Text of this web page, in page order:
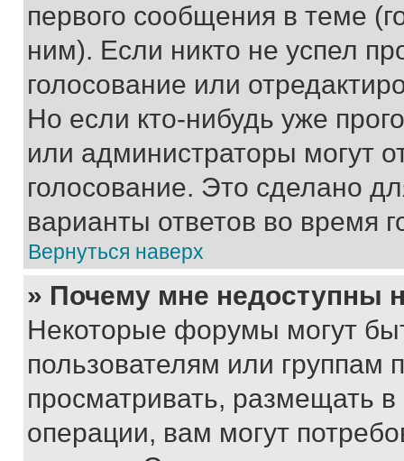
первого сообщения в теме
ним). Если никто не успел
голосование или
Но если кто-нибудь уже
или администраторы могут
голосование. Это сделано
варианты ответов во время
Вернуться наверх
» Почему мне недоступны
Некоторые форумы могут
пользователям или группам
просматривать, размещать
операции, вам могут